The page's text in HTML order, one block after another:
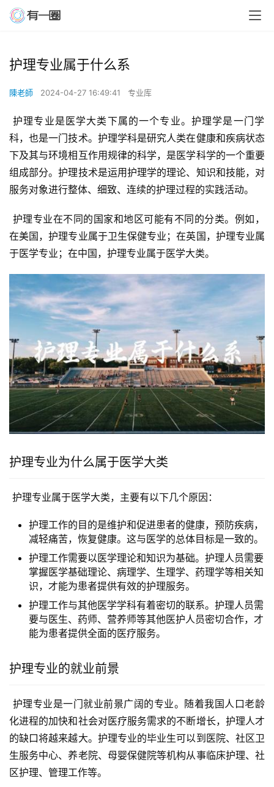
护理专业属于什么系
陳老師 2024-04-27 16:49:41 专业库
护理专业是医学大类下属的一个专业。护理学是一门学
科，也是一门技术。护理学科是研究人类在健康和疾病状态
下及其与环境相互作用规律的科学，是医学科学的一个重要
组成部分。护理技术是运用护理学的理论、知识和技能，对
服务对象进行整体、细致、连续的护理过程的实践活动。
在美国，护理专业属于卫生保健专业；在英国，护理专业属
于医学专业；在中国，护理专业属于医学大类。
护理专业为什么属于医学大类
护理专业属于医学大类，主要有以下几个原因：
护理工作的目的是维护和促进患者的健康，预防疾病，
减轻痛苦，恢复健康。这与医学的总体目标是一致的。
护理工作需要以医学理论和知识为基础。护理人员需要
掌握医学基础理论、病理学、生理学、药理学等相关知
识，才能为患者提供有效的护理服务。
护理工作与其他医学学科有着密切的联系。护理人员需
要与医生、药师、营养师等其他医护人员密切合作，才
能为患者提供全面的医疗服务。
护理专业的就业前景
化进程的加快和社会对医疗服务需求的不断增长，护理人才
的缺口将越来越大。护理专业的毕业生可以到医院、社区卫
生服务中心、养老院、母婴保健院等机构从事临床护理、社
区护理、管理工作等。